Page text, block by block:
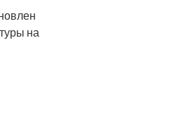
на